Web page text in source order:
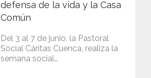
defensa de la vida y la Casa
Común
Del 3 al 7 de junio, la Pastoral
Social Cáritas Cuenca, realiza la
semana social…